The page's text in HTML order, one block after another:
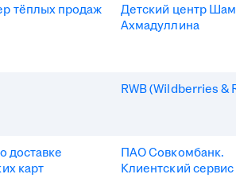
тёплых продаж
Детский центр
Ахмадуллина
RWB (Wildberries &
доставке
карт
ПАО Совкомбанк.
Клиентский сервис